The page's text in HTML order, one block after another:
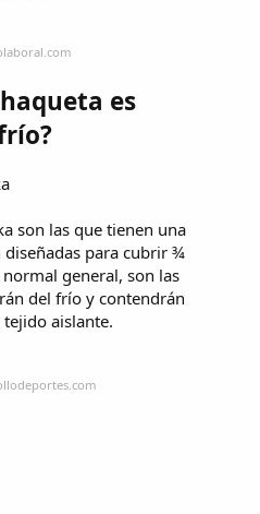
es
son las que tienen una
para cubrir ¾
general, son las
del frío y contendrán
aislante.